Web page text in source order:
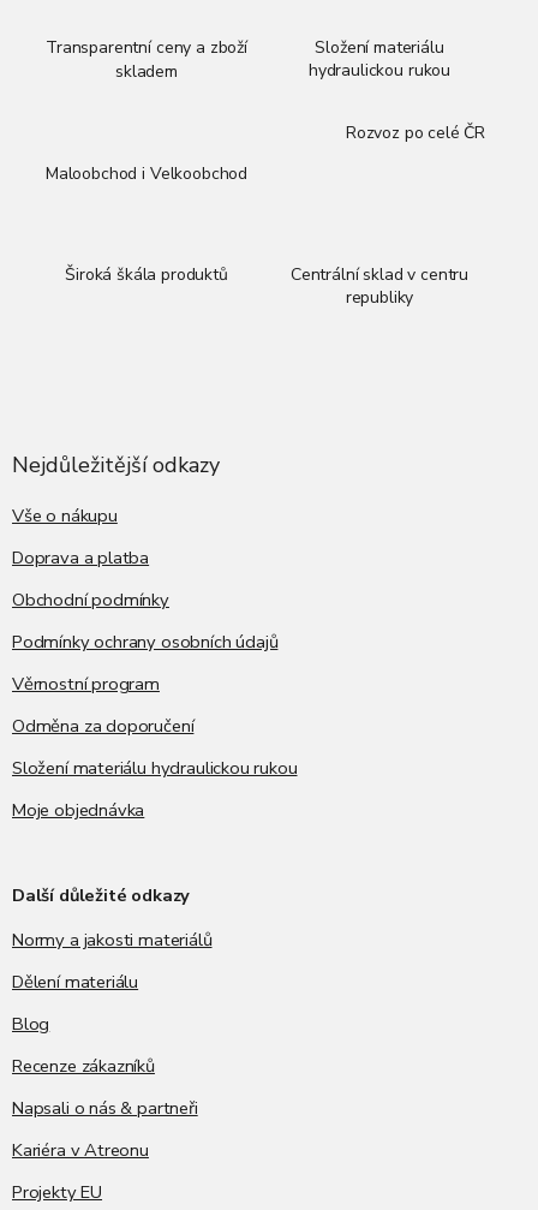
Transparentní ceny a zboží
skladem
Složení materiálu
hydraulickou rukou
Maloobchod i Velkoobchod
Rozvoz po celé ČR
Široká škála produktů
Centrální sklad v centru
republiky
Nejdůležitější odkazy
Vše o nákupu
Doprava a platba
Obchodní podmínky
Podmínky ochrany osobních údajů
Věrnostní program
Odměna za doporučení
Složení materiálu hydraulickou rukou
Moje objednávka
Další důležité odkazy
Normy a jakosti materiálů
Dělení materiálu
Blog
Recenze zákazníků
Napsali o nás & partneři
Kariéra v Atreonu
Projekty EU